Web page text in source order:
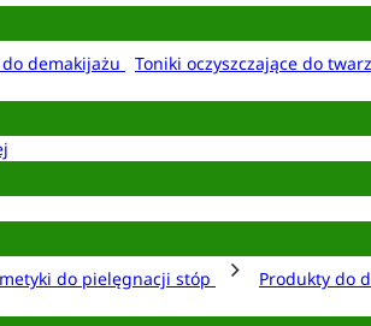
demakijażu Toniki oczyszczające do
do pielęgnacji stóp Produkty do